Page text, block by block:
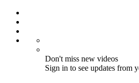
Don't miss new videos
Sign in to see updates from